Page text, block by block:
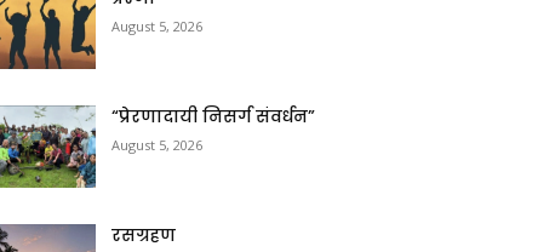
August 5, 2026
“प्रेरणादायी निसर्ग संवर्धन”
August 5, 2026
रसग्रहण